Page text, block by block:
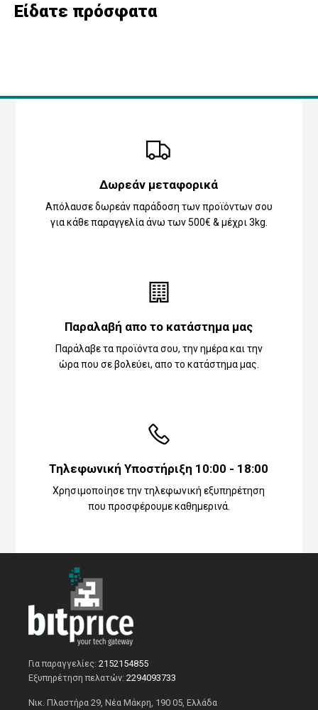
Είδατε πρόσφατα
Δωρεάν μεταφορικά
Απόλαυσε δωρεάν παράδοση των προϊόντων σου
για κάθε παραγγελία άνω των 500€ & μέχρι 3kg.
Παραλαβή απο το κατάστημα μας
Παράλαβε τα προϊόντα σου, την ημέρα και την
ώρα που σε βολεύει, απο το κατάστημα μας.
Τηλεφωνική Υποστήριξη 10:00 - 18:00
Χρησιμοποίησε την τηλεφωνική εξυπηρέτηση
που προσφέρουμε καθημερινά.
Για παραγγελίες:2152154855
Εξυπηρέτηση πελατών:2294093733
Νικ. Πλαστήρα 29, Νέα Μάκρη, 190 05, Ελλάδα